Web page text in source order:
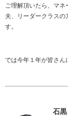
ご理解頂いたら、マ
夫、リーダークラスの
す。
では今年１年が皆さん
石黒